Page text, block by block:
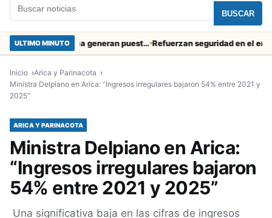
BUSCAR
ULTIMO MINUTO Obras de Aguas del Altiplano en Arica generan puestos de trabajo Refuerzan seguridad en el entorno
Inicio
Arica y Parinacota
Ministra Delpiano en Arica: “Ingresos irregulares bajaron 54% entre 2021 y
2025”
ARICA Y PARINACOTA
Ministra Delpiano en Arica:
“Ingresos irregulares bajaron
54% entre 2021 y 2025”
Una significativa baja en las cifras de ingresos